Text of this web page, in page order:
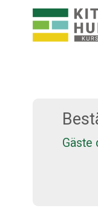
Zum Hauptinhalt
KITA HUB -
Gäste